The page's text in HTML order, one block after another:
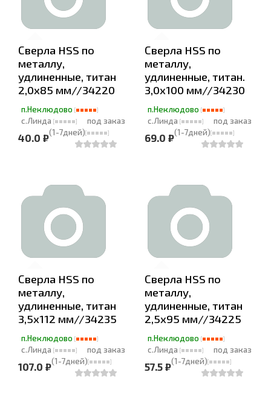
Сверла HSS по
металлу,
удлиненные, титан
2,0х85 мм//34220
п.Неклюдово
с.Линда
под заказ
(1-7дней)
40.0 ₽
Сверла HSS по
металлу,
удлиненные, титан.
3,0х100 мм//34230
п.Неклюдово
с.Линда
под заказ
(1-7дней)
69.0 ₽
Сверла HSS по
металлу,
удлиненные, титан
3,5х112 мм//34235
п.Неклюдово
с.Линда
под заказ
(1-7дней)
107.0 ₽
Сверла HSS по
металлу,
удлиненные, титан
2,5х95 мм//34225
п.Неклюдово
с.Линда
под заказ
(1-7дней)
57.5 ₽